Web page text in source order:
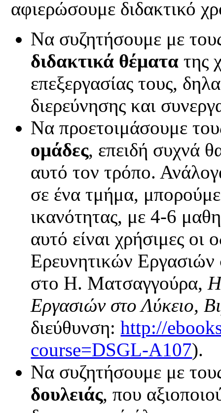
αφιερώσουμε διδακτικό
Να συζητήσουμε με
διδακτικά θέματα της
επεξεργασίας τους,
διερεύνησης και
Να προετοιμάσουμε
ομάδες, επειδή συχνά
αυτό τον τρόπο.
σε ένα τμήμα,
ικανότητας, με 4-6
αυτό είναι χρήσιμες
Ερευνητικών
στο Η. Ματσαγγούρα,
Εργασιών στο Λύκειο,
διεύθυνση:http://
course=DSGL-A107).
Να συζητήσουμε με
δουλειάς, που